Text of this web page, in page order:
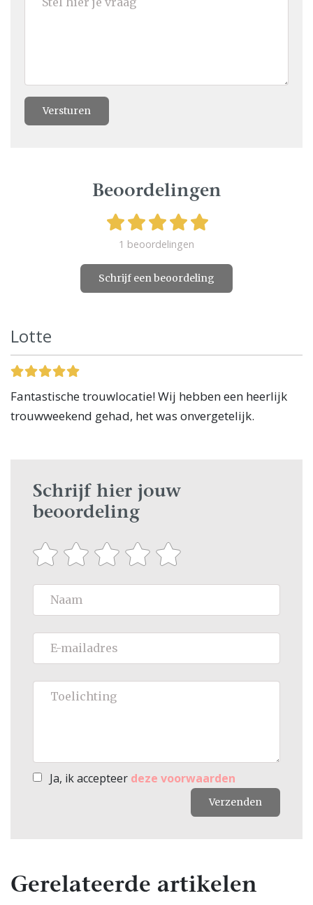
Versturen
Beoordelingen
1 beoordelingen
Schrijf een beoordeling
Lotte
Fantastische trouwlocatie! Wij hebben een heerlijk
trouwweekend gehad, het was onvergetelijk.
Schrijf hier jouw
beoordeling
Ja, ik accepteer deze voorwaarden
Verzenden
Gerelateerde artikelen